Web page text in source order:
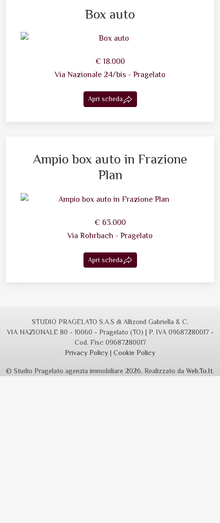
Box auto
€ 18.000
Via Nazionale 24/bis - Pragelato
Apri scheda
Ampio box auto in Frazione
Plan
€ 63.000
Via Rohrbach - Pragelato
Apri scheda
STUDIO PRAGELATO S.A.S di Allizond Gabriella & C.
VIA NAZIONALE 80 - 10060 - Pragelato (TO) | P. IVA 09687280017 -
Cod. Fisc 09687280017
Privacy Policy | Cookie Policy
© Studio Pragelato agenzia immobiliare 2026, Realizzato da Web.To.It.